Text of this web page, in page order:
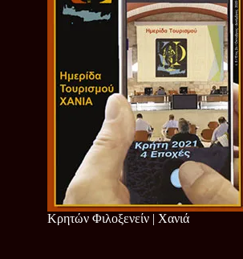
Κρητών Φιλοξενείν | Χανιά